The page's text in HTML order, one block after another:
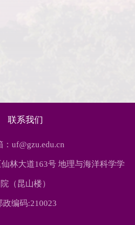
联系我们
：uf@gzu.edu.cn
林大道163号 地理与海洋科学学
院（昆山楼）
政编码:210023